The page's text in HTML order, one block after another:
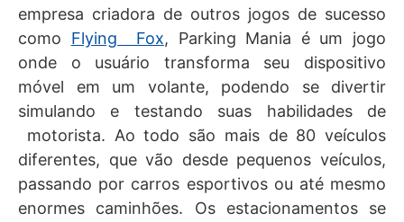
empresa criadora de outros jogos de sucesso
como Flying Fox, Parking Mania é um jogo
onde o usuário transforma seu dispositivo
móvel em um volante, podendo se divertir
simulando e testando suas habilidades de
motorista. Ao todo são mais de 80 veículos
diferentes, que vão desde pequenos veículos,
passando por carros esportivos ou até mesmo
enormes caminhões. Os estacionamentos se